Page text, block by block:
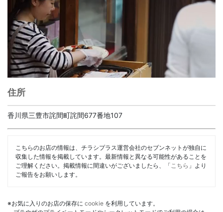
住所
香川県三豊市詫間町詫間677番地107
こちらのお店の情報は、チラシプラス運営会社のセブンネットが独自に
収集した情報を掲載しています。最新情報と異なる可能性があることを
ご理解ください。掲載情報に間違いがございましたら、「 こちら 」より
ご報告をお願いします。
※お気に入りのお店の保存に cookie を利用しています。